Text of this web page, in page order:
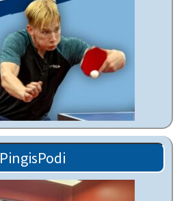
PingisPodi